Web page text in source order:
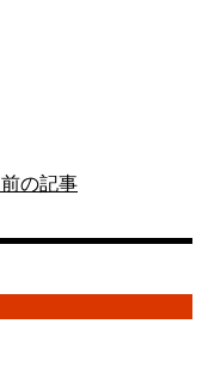
前の記事